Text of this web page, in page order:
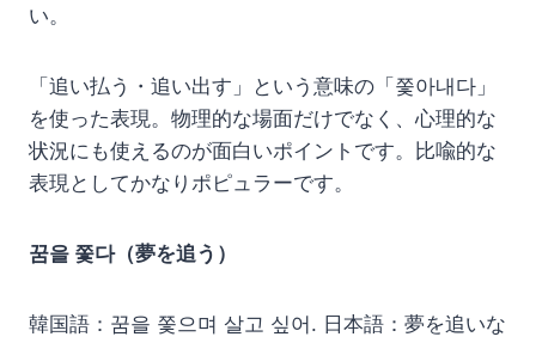
い。
「追い払う・追い出す」という意味の「쫓아내다」
を使った表現。物理的な場面だけでなく、心理的な
状況にも使えるのが面白いポイントです。比喩的な
表現としてかなりポピュラーです。
꿈을 쫓다（夢を追う）
韓国語：꿈을 쫓으며 살고 싶어. 日本語：夢を追いな